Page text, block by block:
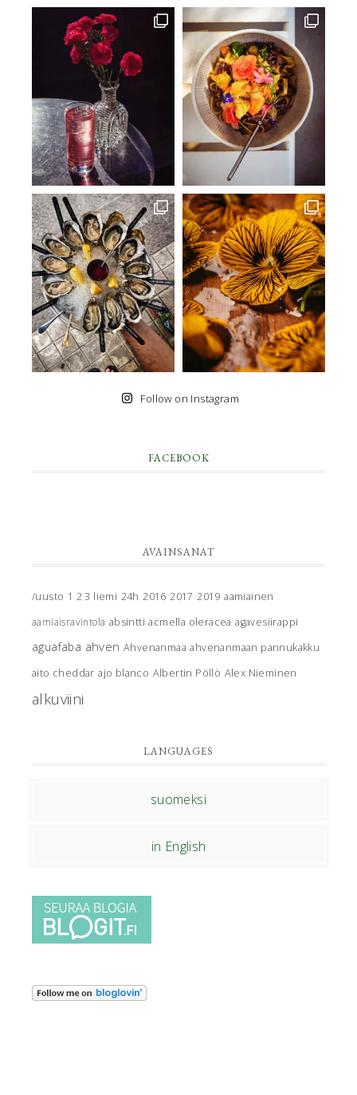
Follow on Instagram
FACEBOOK
AVAINSANAT
/uusto 1 2 3 liemi 24h 2016 2017 2019 aamiainen
aamiaisravintola absintti acmella oleracea agavesiirappi
aguafaba ahven Ahvenanmaa ahvenanmaan pannukakku
aito cheddar ajo blanco Albertin Pöllö Alex Nieminen
alkuviini
LANGUAGES
suomeksi
in English